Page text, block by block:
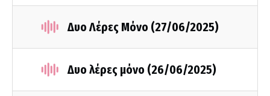
Δυο Λέρες Μόνο (27/06/2025)
Δυο λέρες μόνο (26/06/2025)